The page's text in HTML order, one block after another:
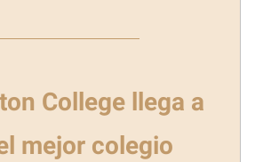
College llega a
mejor colegio